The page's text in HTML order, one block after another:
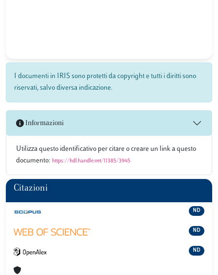
I documenti in IRIS sono protetti da copyright e tutti i diritti sono
riservati, salvo diversa indicazione.
Informazioni
Utilizza questo identificativo per citare o creare un link a questo
documento: https://hdl.handle.net/11385/3945
Citazioni
ND
ND
ND